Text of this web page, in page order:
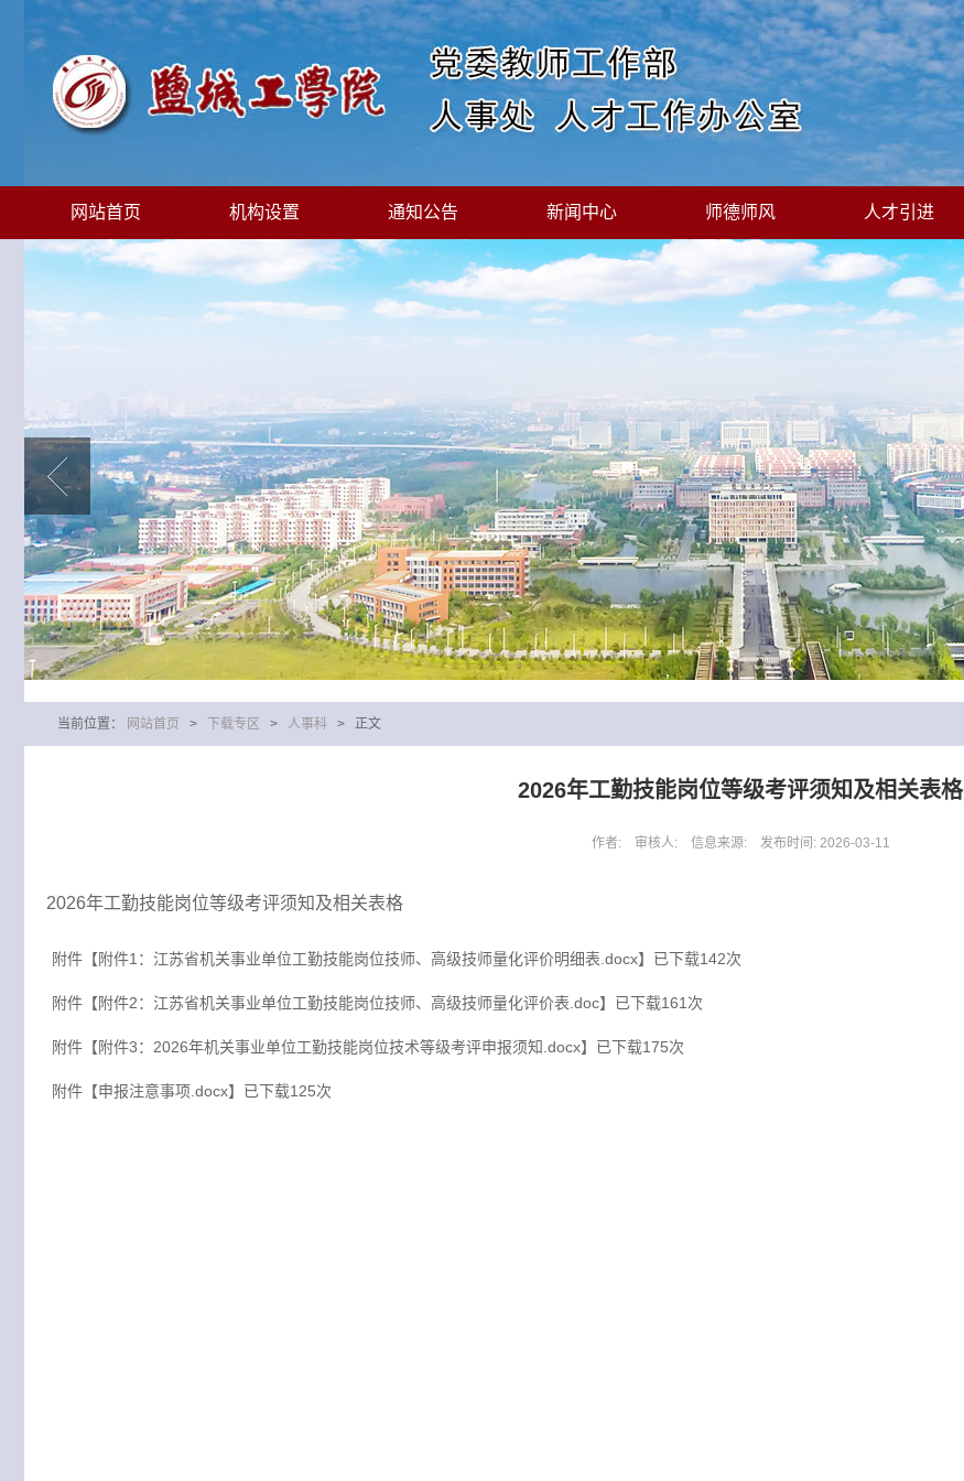
网站首页 机构设置 通知公告 新闻中心 师德师风 人才引进
当前位置： 网站首页 > 下载专区 > 人事科 > 正文
​2026年工勤技能岗位等级考评须知及相关表格
作者: 审核人: 信息来源: 发布时间: 2026-03-11
2026年工勤技能岗位等级考评须知及相关表格
附件【附件1：江苏省机关事业单位工勤技能岗位技师、高级技师量化评价明细表.docx】已下载142次
附件【附件2：江苏省机关事业单位工勤技能岗位技师、高级技师量化评价表.doc】已下载161 次
附件【附件3：2026年机关事业单位工勤技能岗位技术等级考评申报须知.docx】已下载175次
附件【申报注意事项.docx】已下载125次